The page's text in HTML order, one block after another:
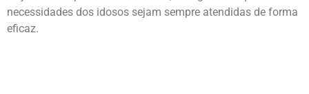
necessidades dos idosos sejam sempre atendidas de forma
eficaz.